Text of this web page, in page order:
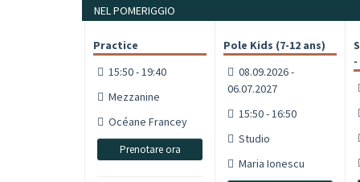
NEL POMERIGGIO
Practice
15:50 - 19:40
Mezzanine
Océane Francey
Prenotare ora
Pole Kids (7-12 ans)
08.09.2026 -
06.07.2027
15:50 - 16:50
Studio
Maria Ionescu